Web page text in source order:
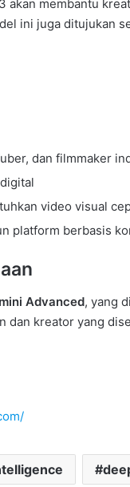
akan membantu
ini juga ditujukan
dan filmmaker
video visual
platform berbasis
Advanced, yang
dan kreator yang